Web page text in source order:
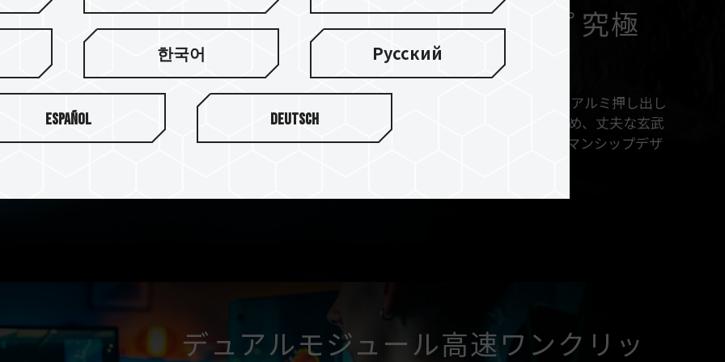
2mmメタルクラフトマンシップ 究極
の美学
マットブラックのヒートシンクは高品質2mmアルミ合金製で、アルミ押し出し
加工、CNC加工、サンドブラストによるブラック表面処理のため、丈夫な玄武
岩のような、及び黒い砂浜のような質感を作り出し、クラフトマンシップデザ
デュアルモジュール高速ワンクリッ
한국어 Русский
Español Deutsch